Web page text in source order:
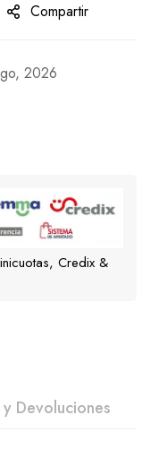
Compartir
2026
Credix &
y Devoluciones